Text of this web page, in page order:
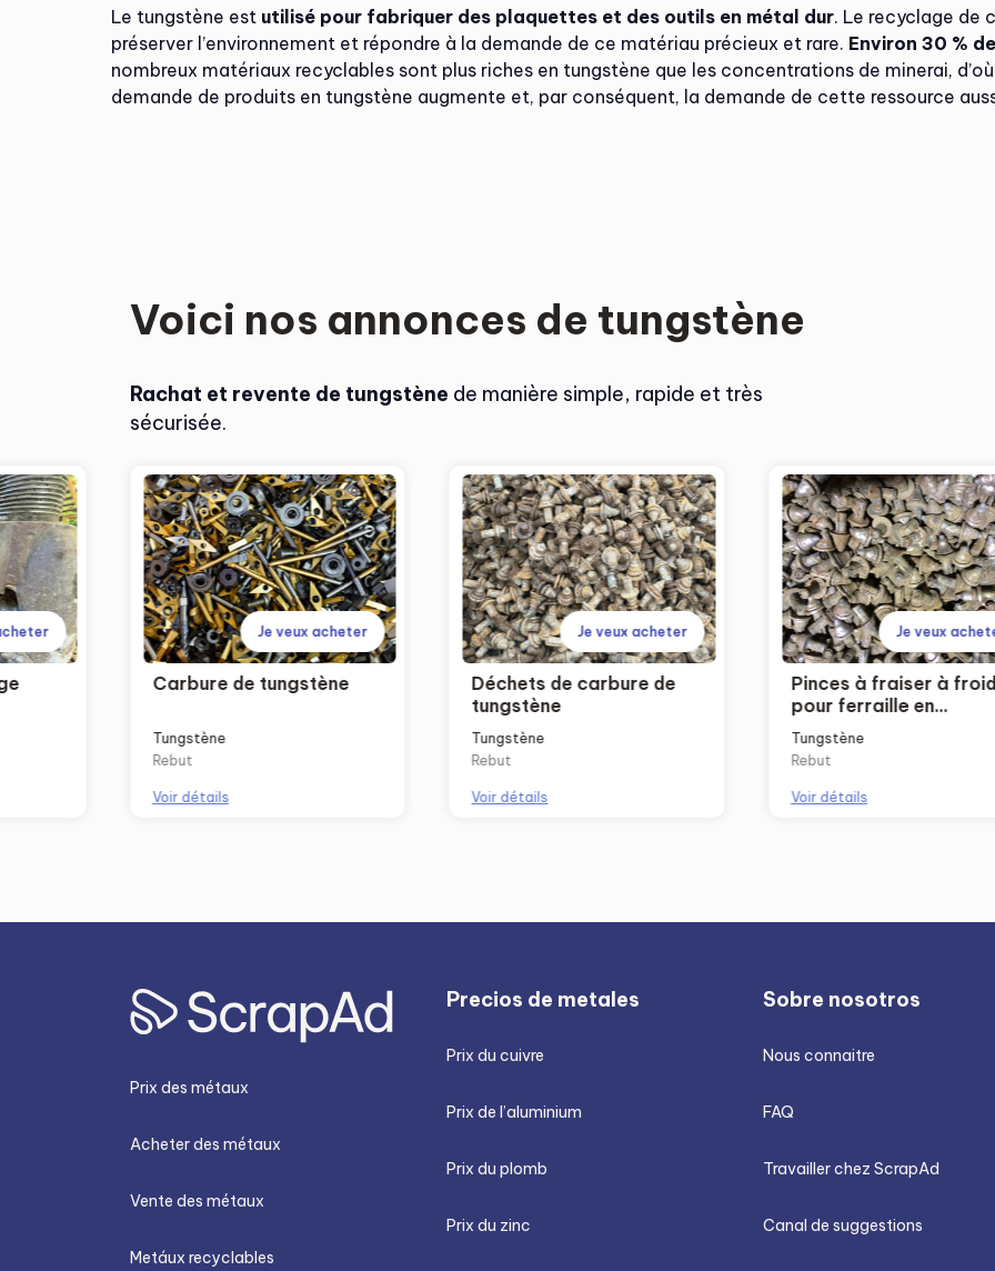
Le tungstène est utilisé pour fabriquer des plaquettes et des outils en métal dur. Le recyclage de
préserver l’environnement et répondre à la demande de ce matériau précieux et rare. Environ 30 %
nombreux matériaux recyclables sont plus riches en tungstène que les concentrations de minerai,
demande de produits en tungstène augmente et, par conséquent, la demande de cette ressource
Voici nos annonces de tungstène
Rachat et revente de tungstène de manière simple, rapide et très
sécurisée.
Je veux acheter
Carbure de tungstène
Tungstène
Rebut
Voir détails
Je veux acheter
Déchets de carbure de
tungstène
Tungstène
Rebut
Voir détails
Je veux
Pinces à fraiser à froid
pour ferraille en
tungstène/asphalte,
miniers, embouts
Tungstène
Rebut
Voir détails
Prix des métaux
Acheter des métaux
Vente des métaux
Metáux recyclables
Precios de metales
Prix du cuivre
Prix de l’aluminium
Prix du plomb
Prix du zinc
Sobre nosotros
Nous connaitre
FAQ
Travailler chez ScrapAd
Canal de suggestions